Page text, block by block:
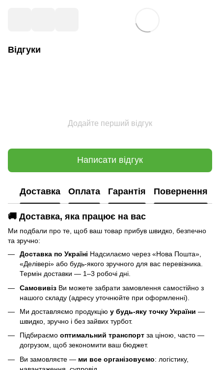
Відгуки
Додайте перший відгук
Написати відгук
Доставка Оплата Гарантія Повернення
🚚 Доставка, яка працює на вас
Ми подбали про те, щоб ваш товар прибув швидко, безпечно
та зручно:
Доставка по Україні Надсилаємо через «Нова Пошта»,
«Делівері» або будь-якого зручного для вас перевізника.
Термін доставки — 1–3 робочі дні.
Самовивіз Ви можете забрати замовлення самостійно з
нашого складу (адресу уточнюйте при оформленні).
Ми доставляємо продукцію у будь-яку точку України —
швидко, зручно і без зайвих турбот.
Підбираємо оптимальний транспорт за ціною, часто —
догрузом, щоб зекономити ваш бюджет.
Ви замовляєте — ми все організовуємо: логістику,